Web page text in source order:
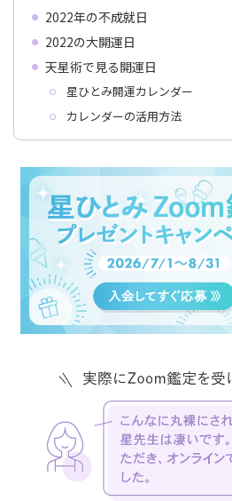
2022年の不成就日
2022の大開運日
天星術で見る開運日
星ひとみ開運カレンダー
カレンダーの活用方法